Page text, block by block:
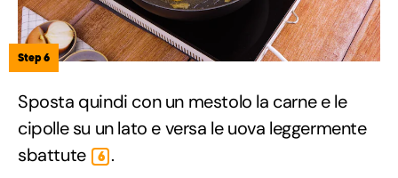
Step 6
Sposta quindi con un mestolo la carne e le
cipolle su un lato e versa le uova leggermente
sbattute
6 .